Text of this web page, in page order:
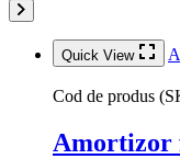
Quick View
Cod de produs
Amortizor